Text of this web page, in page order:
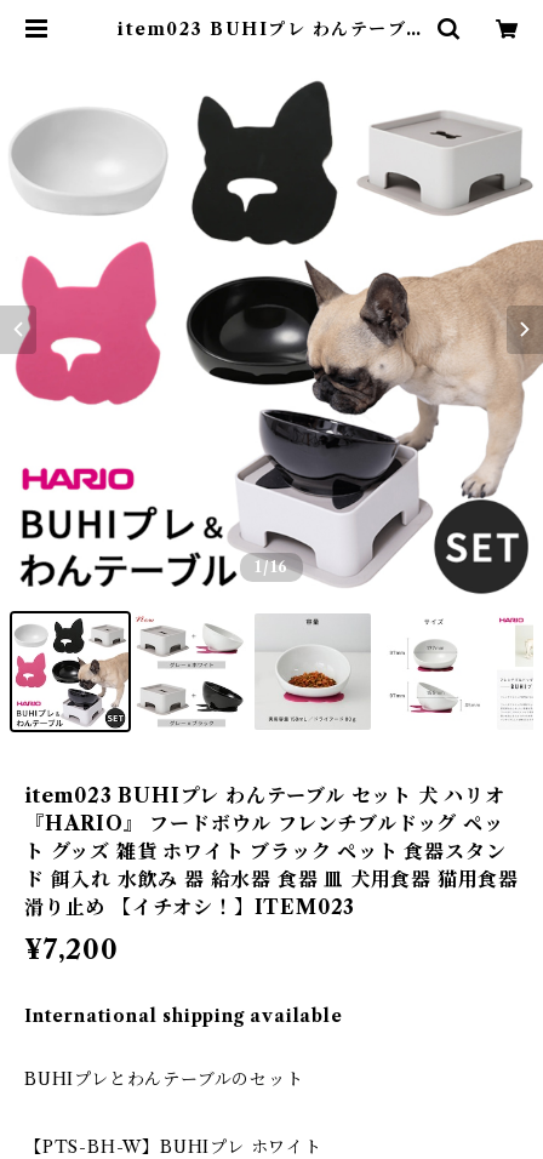
item023 BUHIプレ わんテーブル
ト グッズ 雑貨 ホワイト ブラック
ペット 食器スタンド 餌入れ 水飲み
器 給水器 食器 皿 犬用食器 猫用食
器 滑り止め 【イチオシ！】ITEM
023 | DearKM ❤︎フレンチブルド
ック孔明
1 /16
item023 BUHIプレ わんテーブル セット 犬 ハリオ
『HARIO』 フードボウル フレンチブルドッグ ペッ
ト グッズ 雑貨 ホワイト ブラック ペット 食器スタン
ド 餌入れ 水飲み 器 給水器 食器 皿 犬用食器 猫用食器
滑り止め 【イチオシ！】ITEM023
¥7,200
International shipping available
BUHIプレとわんテーブルのセット
【PTS-BH-W】BUHIプレ ホワイト